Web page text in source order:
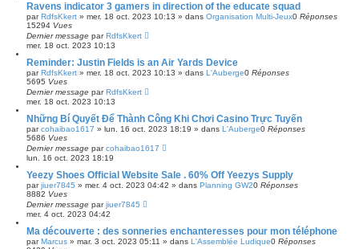
Ravens indicator 3 gamers in direction of the educate squad
parRdfsKkert » mer. 18 oct. 2023 10:13 » dans Organisation Multi-Jeux0 Réponses
15294 Vues
Dernier message parRdfsKkert
mer. 18 oct. 2023 10:13
Reminder: Justin Fields is an Air Yards Device
parRdfsKkert » mer. 18 oct. 2023 10:13 » dans L'Auberge0 Réponses
5695 Vues
Dernier message parRdfsKkert
mer. 18 oct. 2023 10:13
Những Bí Quyết Để Thành Công Khi Chơi Casino Trực Tuyến
parcohaibao1617 » lun. 16 oct. 2023 18:19 » dans L'Auberge0 Réponses
5686 Vues
Dernier message parcohaibao1617
lun. 16 oct. 2023 18:19
Yeezy Shoes Official Website Sale . 60% Off Yeezys Supply
parjiuer7845 » mer. 4 oct. 2023 04:42 » dans Planning GW20 Réponses
8882 Vues
Dernier message parjiuer7845
mer. 4 oct. 2023 04:42
Ma découverte : des sonneries enchanteresses pour mon téléphone
parMarcus » mar. 3 oct. 2023 05:11 » dans L'Assemblée Ludique0 Réponses